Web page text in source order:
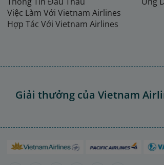
Việc Làm Với Vietnam Airlines
Hợp Tác Với Vietnam Airlines
Giải thưởng của Vietnam